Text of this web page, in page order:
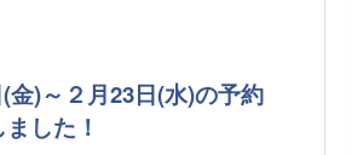
金)～２月23日(水)の予約
した！